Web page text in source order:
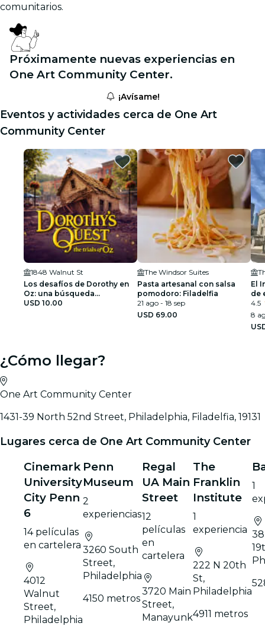
comunitarios.
Próximamente nuevas experiencias en
One Art Community Center.
¡Avísame!
Eventos y actividades cerca de One Art
Community Center
1848 Walnut St
Los desafíos de Dorothy en
Oz: una búsqueda
exploratoria por la ciudad de
USD 10.00
The Windsor Suites
Pasta artesanal con salsa
pomodoro: Filadelfia
21 ago - 18 sep
USD 69.00
El
de
4.5
8
¿Cómo llegar?
One Art Community Center
1431-39 North 52nd Street, Philadelphia, Filadelfia, 19131
Lugares cerca de One Art Community Center
Cinemark
University
City Penn
6
14 películas
en cartelera
4012
Walnut
Street,
Philadelphia
Penn
Museum
2
experiencias
3260 South
Street,
Philadelphia
4150 metros
Regal
UA Main
Street
12
películas
en
cartelera
3720 Main
Street,
Manayunk
The
Franklin
Institute
1
experiencia
222 N 20th
St,
Philadelphia
4911 metros
1